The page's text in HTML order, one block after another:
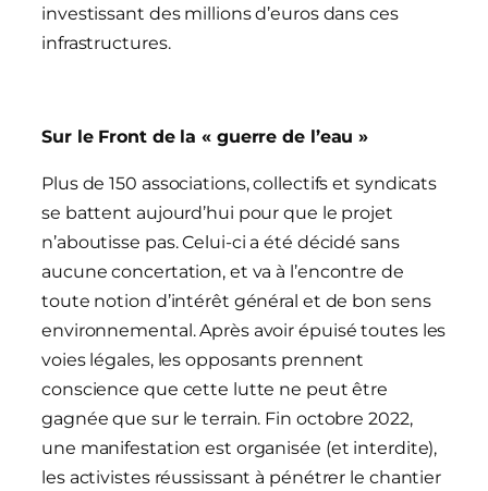
investissant des millions d’euros dans ces
infrastructures.
Sur le Front de la « guerre de l’eau »
Plus de 150 associations, collectifs et syndicats
se battent aujourd’hui pour que le projet
n’aboutisse pas. Celui-ci a été décidé sans
aucune concertation, et va à l’encontre de
toute notion d’intérêt général et de bon sens
environnemental. Après avoir épuisé toutes les
voies légales, les opposants prennent
conscience que cette lutte ne peut être
gagnée que sur le terrain. Fin octobre 2022,
une manifestation est organisée (et interdite),
les activistes réussissant à pénétrer le chantier